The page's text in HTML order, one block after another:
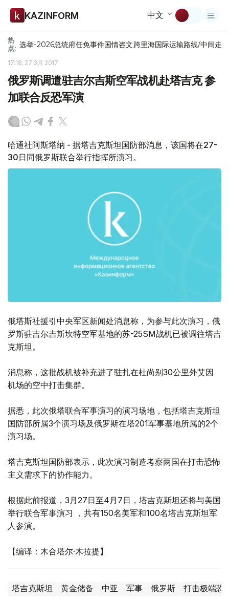
KAZINFORM 中文
热
点: 选举-2026总统府任免事件国情咨文跨里海国际运输路线/中间走廊
17:18, 27 3月 2017
俄罗斯调遣驻吉尔吉斯空军战机赴塔吉克 参
加联合反恐军演
哈通社阿斯塔纳 - 据塔吉克斯坦国防部消息，该国将在27-
30日同俄罗斯联合举行指挥所演习。
俄塔斯社援引中央军区新闻处消息称，为参与此次演习，俄
罗斯驻吉尔吉斯坎特空军基地的苏-25SM战机已被调往塔吉
克斯坦。
消息称，这批战机被补充进了驻扎在杜尚别30公里外艾因
机场的空中打击集群。
据悉，此次俄塔联合军事演习的演习场地，包括塔吉克斯坦
国防部所属3个演习场及俄罗斯在塔201军事基地所属的2个
演习场。
塔吉克斯坦国防部表示，此次演习制造考察两国在打击恐怖
主义需求下的协作能力。
根据此前报道，3月27日至4月7日，塔吉克斯坦还将与美国
举行联合军事演习 ，共有150名美军和100名塔吉克斯坦军
人参演。
【编译：木合塔尔·木拉提】
塔吉克斯坦 黄金储备 中亚 军事 俄罗斯 打击极端恐